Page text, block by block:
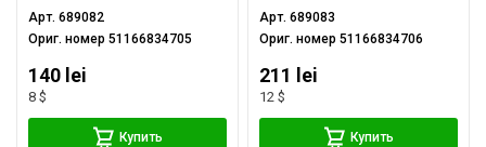
Арт.689082
Ориг. номер51166834705
140 lei
8 $
Купить
Арт.689083
Ориг. номер51166834706
211 lei
12 $
Купить